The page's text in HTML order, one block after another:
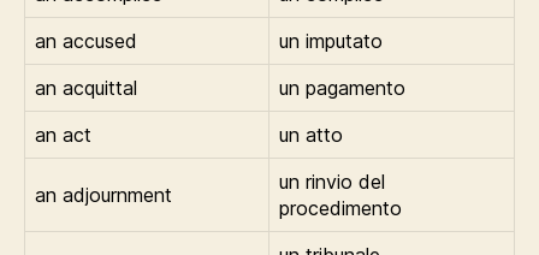
an accused
un imputato
an acquittal
un pagamento
an act
un atto
an adjournment
un rinvio del
procedimento